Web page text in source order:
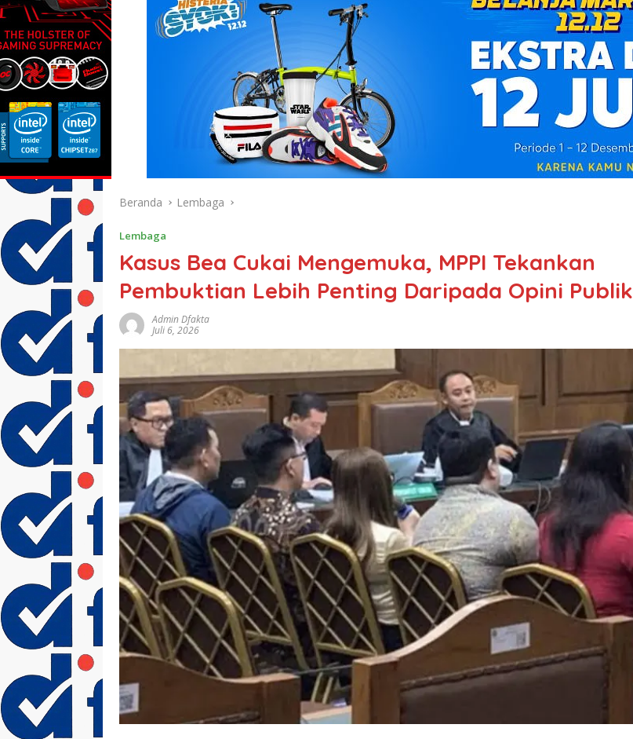
Beranda Lembaga
Lembaga
Kasus Bea Cukai Mengemuka, MPPI Tekankan
Pembuktian Lebih Penting Daripada Opini Publik
Admin Dfakta
Juli 6, 2026